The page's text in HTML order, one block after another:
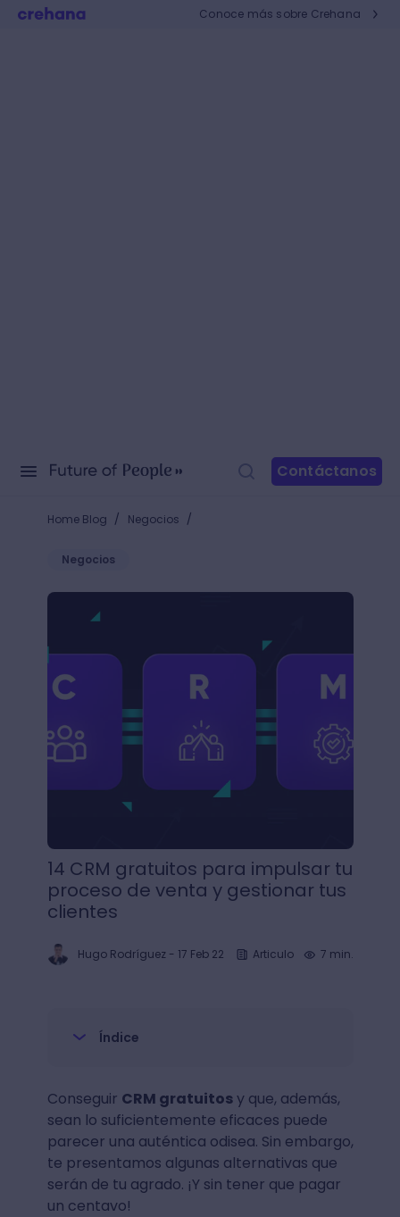
Conoce más sobre Crehana
Contáctanos
Home Blog / Negocios /
Negocios
14 CRM gratuitos para impulsar tu proceso de
14 CRM gratuitos para impulsar tu
proceso de venta y gestionar tus
clientes
Hugo Rodríguez- 17 Feb 22 Articulo 7 min.
Índice
Conseguir CRM gratuitosy que, además,
sean lo suficientemente eficaces puede
parecer una auténtica odisea. Sin embargo,
te presentamos algunas alternativas que
serán de tu agrado. ¡Y sin tener que pagar
un centavo!